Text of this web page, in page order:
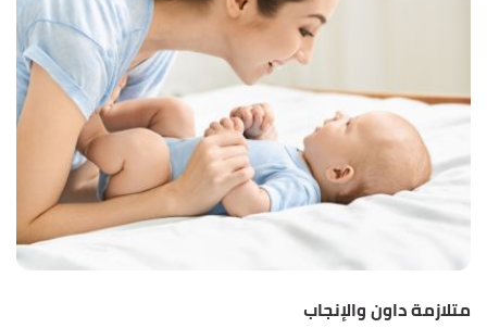
متلازمة داون والإنجاب